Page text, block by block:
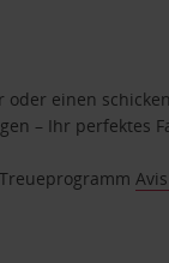
einen
– Ihr perfektes